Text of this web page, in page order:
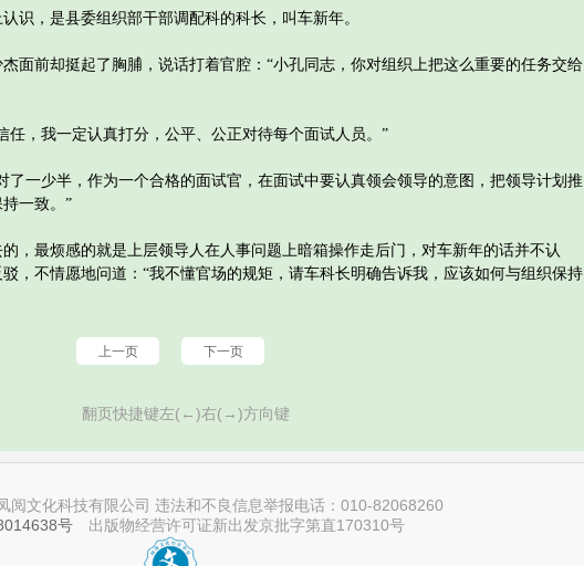
，是县委组织部干部调配科的科长，叫车新年。
前却挺起了胸脯，说话打着官腔：“小孔同志，你对组织上把这么重要的任务交给
，我一定认真打分，公平、公正对待每个面试人员。”
一少半，作为一个合格的面试官，在面试中要认真领会领导的意图，把领导计划推
一致。”
最烦感的就是上层领导人在人事问题上暗箱操作走后门，对车新年的话并不认
，不情愿地问道：“我不懂官场的规矩，请车科长明确告诉我，应该如何与组织保持
上一页 下一页
翻页快捷键左(←)右(→)方向键
阅文化科技有限公司 违法和不良信息举报电话：010-82068260
号
出版物经营许可证新出发京批字第直170310号